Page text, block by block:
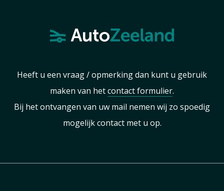
Heeft u een vraag / opmerking dan kunt u gebruik
maken van hetcontact formulier.
Bij het ontvangen van uw mail nemen wij zo spoedig
mogelijk contact met u op.